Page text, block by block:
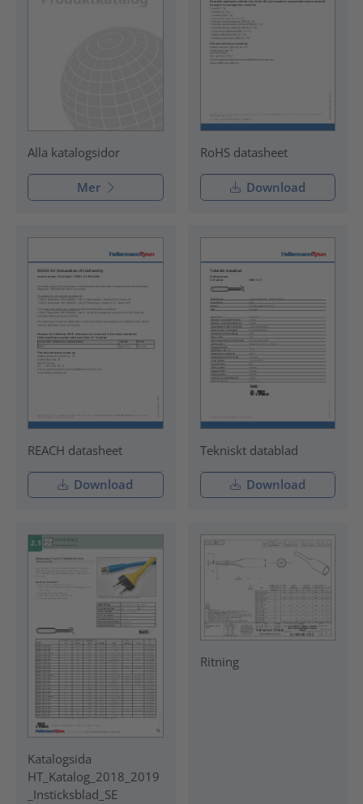
Alla katalogsidor
Mer
RoHS datasheet
Download
REACH datasheet
Download
Tekniskt datablad
Download
Katalogsida
HT_Katalog_2018_2019
_Insticksblad_SE
Ritning